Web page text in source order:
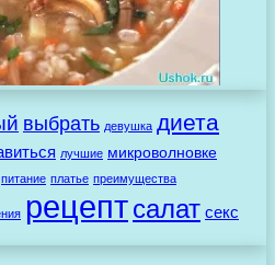
выбрать девушка диета
лучшие микроволновке
питание платье преимущества
рецептсалат секс